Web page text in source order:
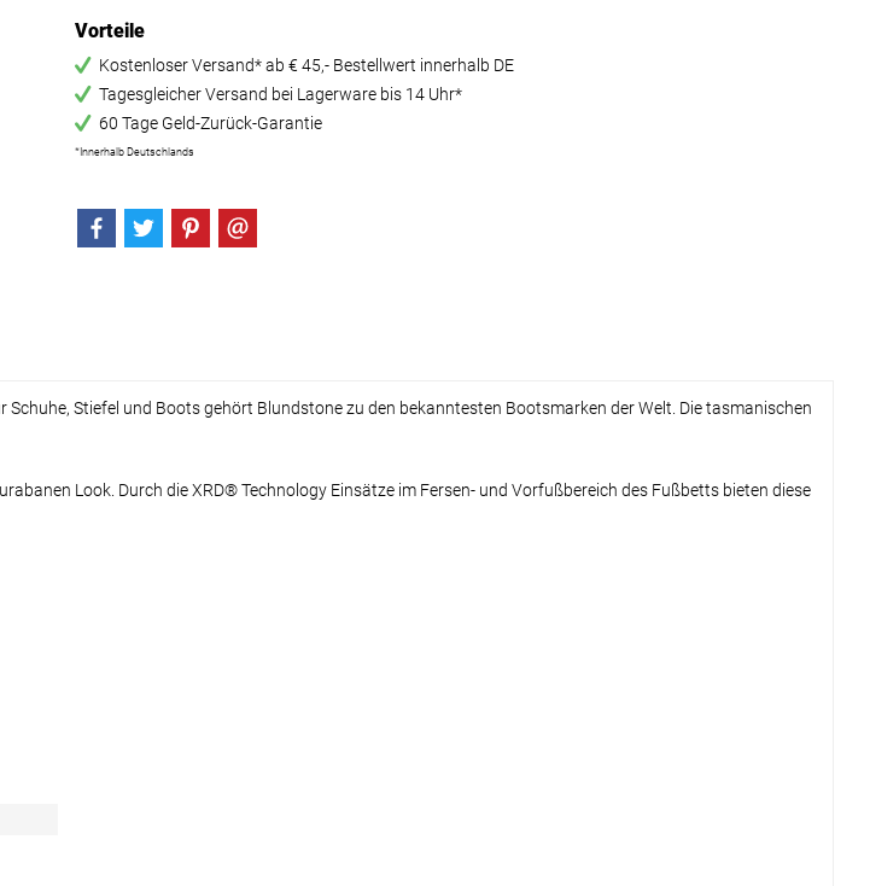
Vorteile
Kostenloser Versand* ab € 45,- Bestellwert innerhalb DE
Tagesgleicher Versand bei Lagerware bis 14 Uhr*
60 Tage Geld-Zurück-Garantie
*Innerhalb Deutschlands
Stiefel und Boots gehört Blundstone zu den bekanntesten Bootsmarken der Welt. Die tasmanischen
Look. Durch die XRD® Technology Einsätze im Fersen- und Vorfußbereich des Fußbetts bieten diese